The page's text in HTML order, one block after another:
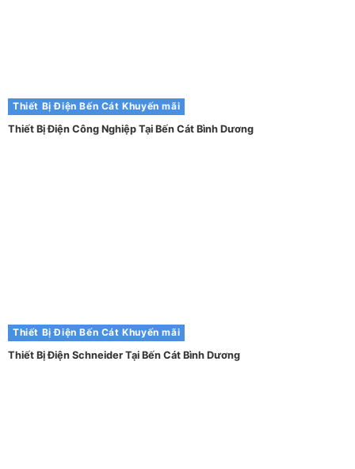
Thiết Bị Điện Bến Cát Khuyến mãi
Thiết Bị Điện Công Nghiệp Tại Bến Cát Bình Dương
Thiết Bị Điện Bến Cát Khuyến mãi
Thiết Bị Điện Schneider Tại Bến Cát Bình Dương